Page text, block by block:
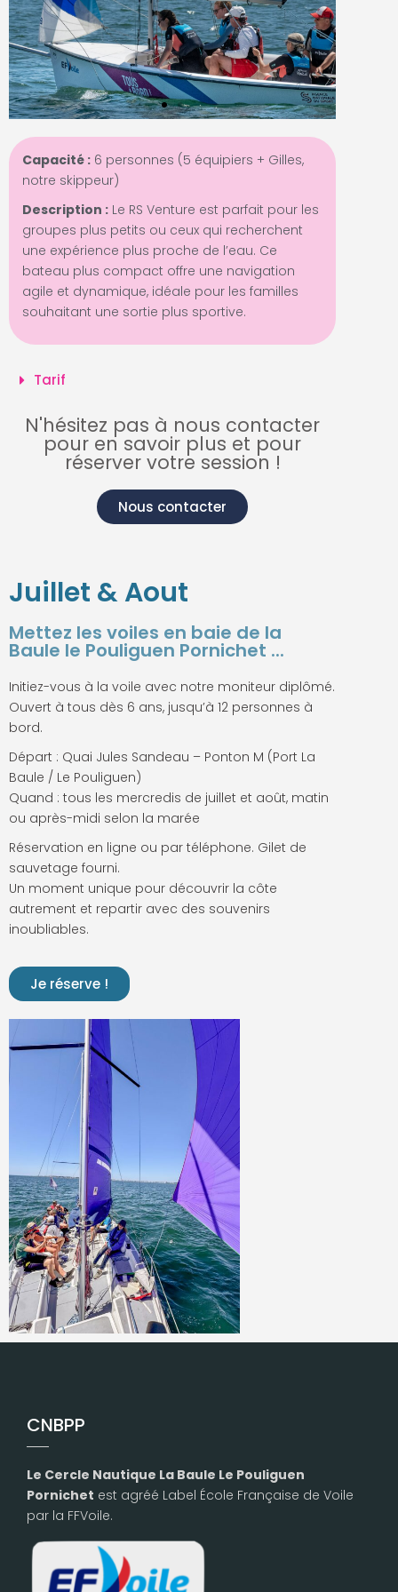
Capacité : 6 personnes (5 équipiers + Gilles,
notre skippeur)
Description : Le RS Venture est parfait pour les
groupes plus petits ou ceux qui recherchent
une expérience plus proche de l’eau. Ce
bateau plus compact offre une navigation
agile et dynamique, idéale pour les familles
souhaitant une sortie plus sportive.
Tarif
N'hésitez pas à nous contacter
pour en savoir plus et pour
réserver votre session !
Nous contacter
Juillet & Aout
Mettez les voiles en baie de la
Baule le Pouliguen Pornichet ...
Initiez-vous à la voile avec notre moniteur diplômé.
Ouvert à tous dès 6 ans, jusqu’à 12 personnes à
bord.
Départ : Quai Jules Sandeau – Ponton M (Port La
Baule / Le Pouliguen)
Quand : tous les mercredis de juillet et août, matin
ou après-midi selon la marée
Réservation en ligne ou par téléphone. Gilet de
sauvetage fourni.
Un moment unique pour découvrir la côte
autrement et repartir avec des souvenirs
inoubliables.
Je réserve !
CNBPP
Le Cercle Nautique La Baule Le Pouliguen
Pornichet est agréé Label École Française de Voile
par la FFVoile.